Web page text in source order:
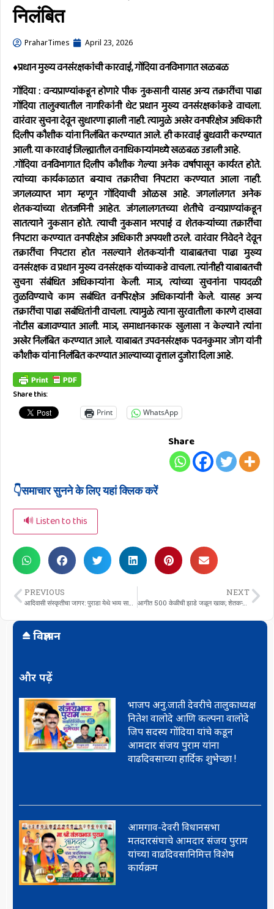
निलंबित
PraharTimes April 23, 2026
♦️प्रधान मुख्य वनसंरक्षकांची कारवाई, गोंदिया वनविभागात खळबळ
गोंदिया: वन्यप्राण्यांकडून होणारे पीक नुकसानी यासह अन्य तक्रारींचा पाढा
गोंदिया तालुक्यातील नागरिकांनी थेट प्रधान मुख्य वनसंरक्षकांकडे वाचला.
वारंवार सुचना देवून सुधारणा झाली नाही. त्यामुळे अखेर वनपरिक्षेञ अधिकारी
दिलीप कौशीक यांना निलंबित करण्यात आले. ही कारवाई बुधवारी करण्यात
आली. या कारवाई जिल्ह्यातील वनाधिकाऱ्यांमध्ये खळबळ उडाली आहे.
.गोंदिया वनविभागात दिलीप कौशीक गेल्या अनेक वर्षापासून कार्यरत होते.
त्यांच्या कार्यकाळात बऱ्याच तक्रारीचा निपटारा करण्यात आला नाही.
जगलव्याप्त भाग म्हणून गोंदियाची ओळख आहे. जगलांलगत अनेक
शेतकऱ्यांच्या शेतजमिनी आहेत. जंगलालगतच्या शेतीचे वन्यप्राण्यांकडून
सातत्याने नुकसान होते. त्याची नुकसान भरपाई व शेतकऱ्यांच्या तक्रारींचा
निपटारा करण्यात वनपरिक्षेञ अधिकारी अपयशी ठरले. वारंवार निवेदने देवून
तक्रारींचा निपटारा होत नसल्याने शेतकऱ्यांनी याबाबतचा पाढा मुख्य
वनसंरक्षक व प्रधान मुख्य वनसंरक्षक यांच्याकडे वाचला. त्यांनीही याबाबतची
सुचना संबंधित अधिकाऱ्यांना केली. माञ, त्यांच्या सुचनांना पायदळी
तुळविण्याचे काम सबंधित वनपिरक्षेञ अधिकाऱ्यांनी केले. यासह अन्य
तक्रारींचा पाढा सबंधितांनी वाचला. त्यामुळे त्याना सुरवातीला कारणे दाखवा
नोटीस बजावण्यात आली. माञ, समाधानकारक खुलासा न केल्याने त्यांना
अखेर निलंबित करण्यात आले. याबाबत उपवनसंरक्षक पवनकुमार जोग यांनी
कौशीक यांना निलंबित करण्यात आल्याच्या वृत्ताल दुजोरा दिला आहे.
Share this:
Print WhatsApp
Share
👇समाचार सुनने के लिए यहां क्लिक करें
🔊 Listen to this
PREVIOUS
आदिवासी संस्कृतीचा जागर: पुराडा येथे भव्य सामूहिक विवाह सोहळ्याचे आयोजन
NEXT
आगीत 500 केळीची झाडे जळून खाक; शेतकऱ्याचे मोठे नुकसान
विज्ञापन
और पढ़ें
भाजप अनु.जाती देवरीचे तालुकाध्यक्ष
नितेश वालोदे आणि कल्पना वालोदे
जिप सदस्य गोंदिया यांचे कडून
आमदार संजय पुराम यांना
वाढदिवसाच्या हार्दिक शुभेच्छा !
आमगाव-देवरी विधानसभा
मतदारसंघाचे आमदार संजय पुराम
यांच्या वाढदिवसानिमित्त विशेष
कार्यक्रम